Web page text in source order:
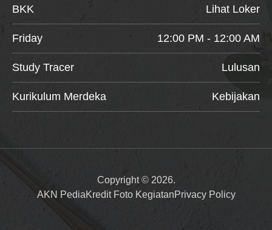
BKK Lihat Loker
Friday 12:00 PM - 12:00 AM
Study Tracer Lulusan
Kurikulum Merdeka Kebijakan
Copyright © 2026.
AKN PediaKredit Foto KegiatanPrivacy Policy